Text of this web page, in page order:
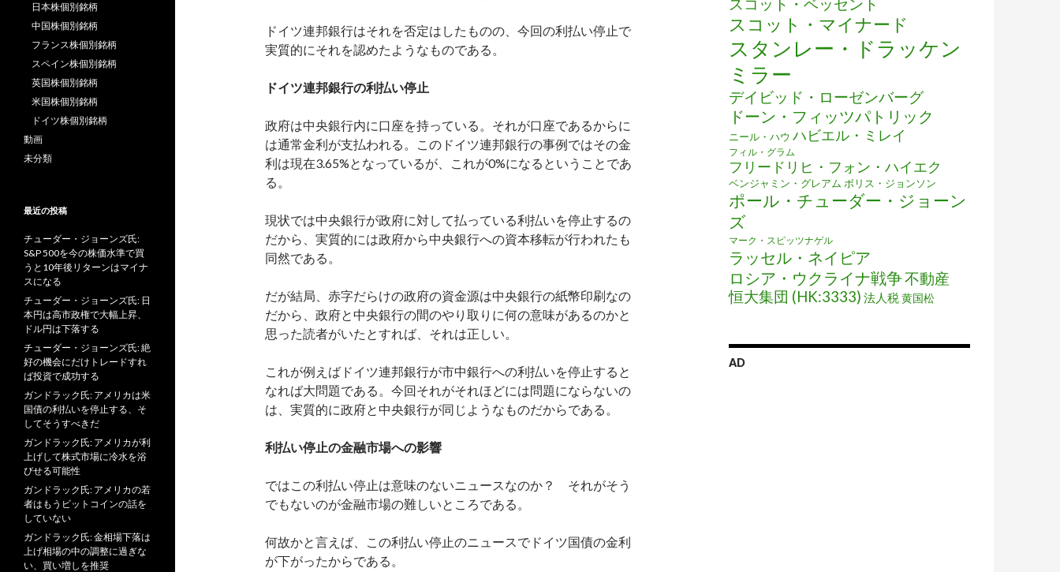
ドイツ連邦銀行はそれを否定はしたものの、今回の利払い停止で
実質的にそれを認めたようなものである。
ドイツ連邦銀行の利払い停止
政府は中央銀行内に口座を持っている。それが口座であるからに
は通常金利が支払われる。このドイツ連邦銀行の事例ではその金
利は現在3.65%となっているが、これが0%になるということであ
る。
現状では中央銀行が政府に対して払っている利払いを停止するの
だから、実質的には政府から中央銀行への資本移転が行われたも
同然である。
だが結局、赤字だらけの政府の資金源は中央銀行の紙幣印刷なの
だから、政府と中央銀行の間のやり取りに何の意味があるのかと
思った読者がいたとすれば、それは正しい。
これが例えばドイツ連邦銀行が市中銀行への利払いを停止すると
なれば大問題である。今回それがそれほどには問題にならないの
は、実質的に政府と中央銀行が同じようなものだからである。
利払い停止の金融市場への影響
ではこの利払い停止は意味のないニュースなのか？ それがそう
でもないのが金融市場の難しいところである。
何故かと言えば、この利払い停止のニュースでドイツ国債の金利
が下がったからである。
スコット・マイナード
スタンレー・ドラッケン
ミラー
デイビッド・ローゼンバーグ
ドーン・フィッツパトリック
ニール・ハウ ハビエル・ミレイ
フィル・グラム
フリードリヒ・フォン・ハイエク
ベンジャミン・グレアム ボリス・ジョンソン
ポール・チューダー・ジョーン
ズ
マーク・スピッツナゲル
ラッセル・ネイピア
ロシア・ウクライナ戦争不動産
恒大集団 (HK:3333) 法人税黄国松
AD
日本株個別銘柄
中国株個別銘柄
フランス株個別銘柄
スペイン株個別銘柄
英国株個別銘柄
米国株個別銘柄
ドイツ株個別銘柄
動画
未分類
最近の投稿
チューダー・ジョーンズ氏:
S&P 500を今の株価水準で買
うと10年後リターンはマイナ
スになる
チューダー・ジョーンズ氏: 日
本円は高市政権で大幅上昇、
ドル円は下落する
チューダー・ジョーンズ氏: 絶
好の機会にだけトレードすれ
ば投資で成功する
ガンドラック氏: アメリカは米
国債の利払いを停止する、そ
してそうすべきだ
ガンドラック氏: アメリカが利
上げして株式市場に冷水を浴
びせる可能性
ガンドラック氏: アメリカの若
者はもうビットコインの話を
していない
ガンドラック氏: 金相場下落は
上げ相場の中の調整に過ぎな
い、買い増しを推奨